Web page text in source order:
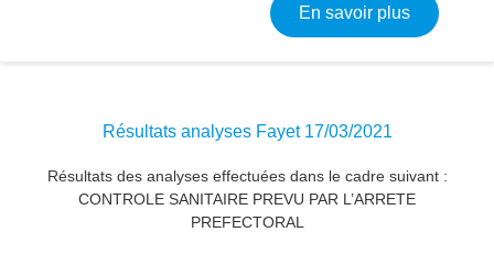
En savoir plussur Bilan
Résultats analyses Fayet 17/03/2021
Résultats des analyses effectuées dans le cadre suivant :
CONTROLE SANITAIRE PREVU PAR L’ARRETE
PREFECTORAL